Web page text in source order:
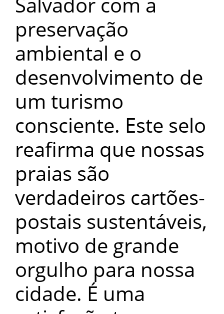
preservação
ambiental e o
desenvolvimento de
um turismo
consciente. Este selo
reafirma que nossas
praias são
verdadeiros cartões-
postais sustentáveis,
motivo de grande
orgulho para nossa
cidade. É uma